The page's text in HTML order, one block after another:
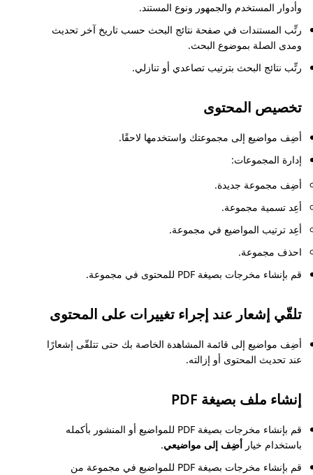
وأدوار المستخدم والجمهور ونوع المستند.
رتِّب المستندات في صفحة نتائج البحث حسب تاريخ آخر تحديث
ومدى الصلة بموضوع البحث.
رتِّب نتائج البحث بترتيب تصاعدي أو تنازلي.
تخصيص المحتوى
أضِف مواضيع إلى مجموعتك واستخدمها لاحقًا.
إدارة المجموعات:
أضِف مجموعة جديدة.
أعِد تسمية مجموعة.
أعِد ترتيب المواضيع في مجموعة.
احذف مجموعة.
قم بإنشاء مخرجات بصيغة PDF للمحتوى في مجموعة.
تلقّي إشعار عند إجراء تغييرات على المحتوى
أضِف مواضيع إلى قائمة المشاهدة الخاصة بك حتى تتلقّى إشعارًا
عند تحديث المحتوى أو إزالته.
إنشاء ملف بصيغة PDF
قم بإنشاء مخرجات بصيغة PDF للمواضيع أو المنشور بأكمله
باستخدام خيار أضِف إلى مواضيعي.
قم بإنشاء مخرجات بصيغة PDF للمواضيع في مجموعة من